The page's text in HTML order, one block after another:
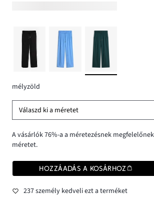
mélyzöld
Válaszd ki a méretet
A vásárlók 76%-a a méretezésnek
méretet.
HOZZÁADÁS A KOSÁRHOZ
237 személy kedveli ezt a terméket